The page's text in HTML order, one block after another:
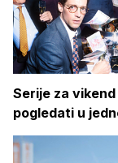
Serije za
pogledati u